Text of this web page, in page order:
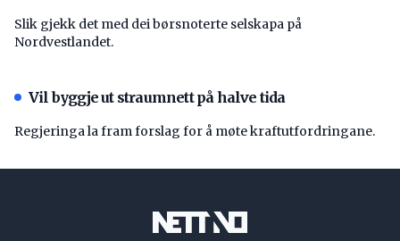
Slik gjekk det med dei børsnoterte selskapa på
Nordvestlandet.
Vil byggje ut straumnett på halve tida
Regjeringa la fram forslag for å møte kraftutfordringane.